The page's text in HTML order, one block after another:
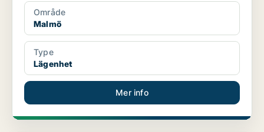
Område
Malmö
Type
Lägenhet
Mer info